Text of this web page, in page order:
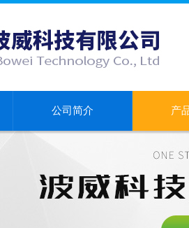
公司简介 产